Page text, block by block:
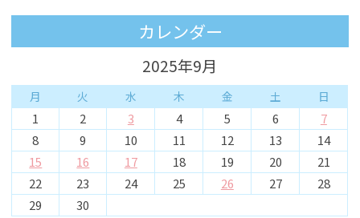
カレンダー
2025年9月
月 火 水 木 金 土 日
1 2 3 4 5 6
7
8
9 10 11 12 13
14
15
16 17 18 19 20
21
22
23 24 25 26 27
28
29
30